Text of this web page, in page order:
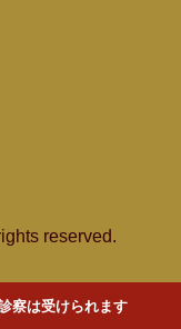
察は受けられます
reserved.